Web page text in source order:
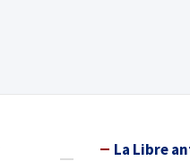
La Libre